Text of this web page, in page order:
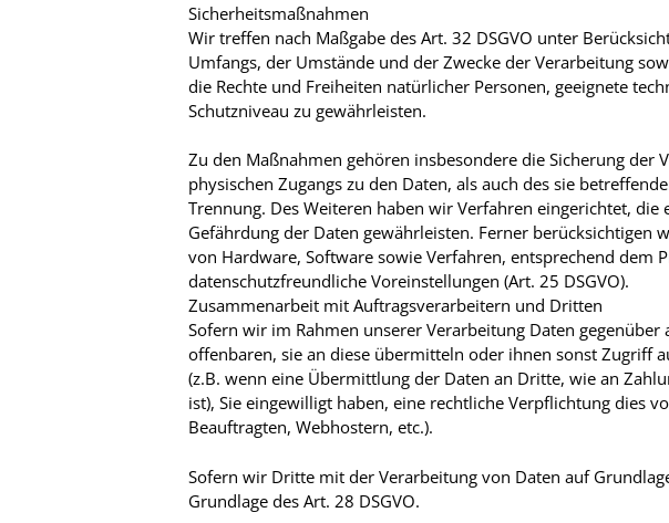
Sicherheitsmaßnahmen
Wir treffen nach Maßgabe des Art. 32 DSGVO unter
Umfangs, der Umstände und der Zwecke der Verarbeitung
die Rechte und Freiheiten natürlicher Personen, geeignete
Schutzniveau zu gewährleisten.
Zu den Maßnahmen gehören insbesondere die Sicherung
physischen Zugangs zu den Daten, als auch des sie
Trennung. Des Weiteren haben wir Verfahren eingerichtet,
Gefährdung der Daten gewährleisten. Ferner berücksichtigen
von Hardware, Software sowie Verfahren, entsprechend dem
datenschutzfreundliche Voreinstellungen (Art. 25 DSGVO).
Zusammenarbeit mit Auftragsverarbeitern und Dritten
Sofern wir im Rahmen unserer Verarbeitung Daten
offenbaren, sie an diese übermitteln oder ihnen sonst Zugriff
(z.B. wenn eine Übermittlung der Daten an Dritte, wie an
ist), Sie eingewilligt haben, eine rechtliche Verpflichtung dies
Beauftragten, Webhostern, etc.).
Sofern wir Dritte mit der Verarbeitung von Daten auf
Grundlage des Art. 28 DSGVO.